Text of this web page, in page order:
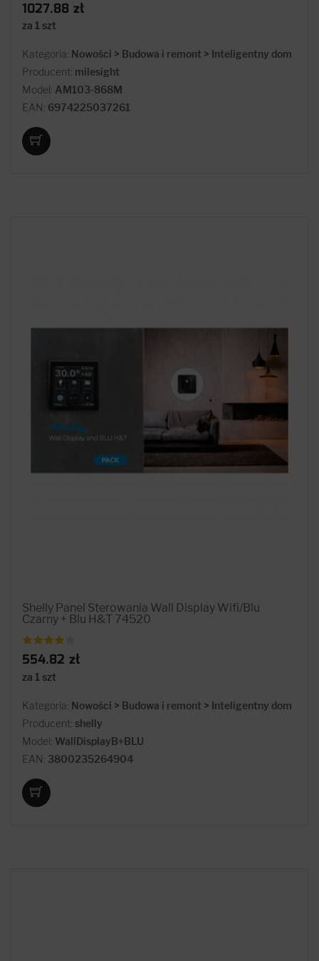
1027.88 zł
za 1 szt
Kategoria: Nowości > Budowa i remont > Inteligentny dom
Producent: milesight
Model: AM103-868M
EAN: 6974225037261
Shelly Panel Sterowania Wall Display Wifi/Blu
Czarny + Blu H&T 74520
554.82 zł
za 1 szt
Kategoria: Nowości > Budowa i remont > Inteligentny dom
Producent: shelly
Model: WallDisplayB+BLU
EAN: 3800235264904